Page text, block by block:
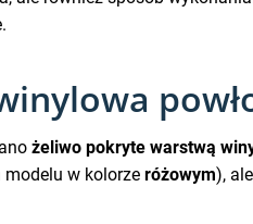
żeliwo pokryte warstwą
w kolorze różowym),